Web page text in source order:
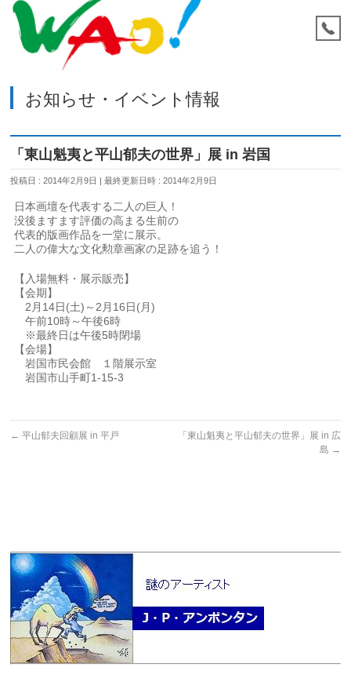
お知らせ・イベント情報
「東山魁夷と平山郁夫の世界」展 in 岩国
投稿日 : 2014年2月9日 最終更新日時 : 2014年2月9日
日本画壇を代表する二人の巨人！
没後ますます評価の高まる生前の
代表的版画作品を一堂に展示。
二人の偉大な文化勲章画家の足跡を追う！
【入場無料・展示販売】
【会期】
2月14日(土)～2月16日(月)
午前10時～午後6時
※最終日は午後5時閉場
【会場】
岩国市民会館 １階展示室
岩国市山手町1-15-3
← 平山郁夫回顧展 in 平戸
「東山魁夷と平山郁夫の世界」展 in 広
島 →